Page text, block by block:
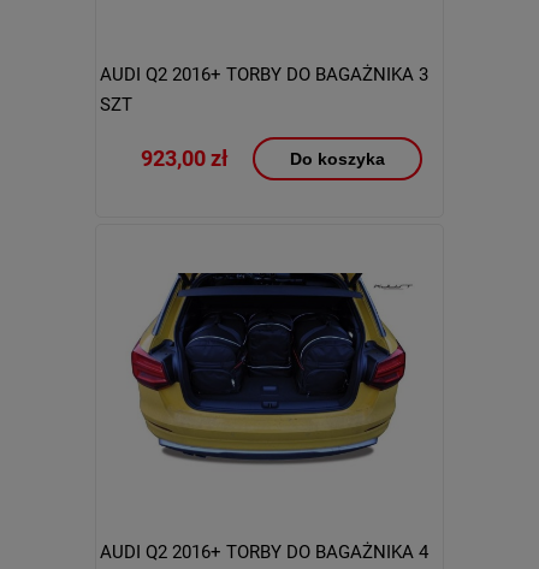
AUDI Q2 2016+ TORBY DO BAGAŻNIKA 3
SZT
923,00 zł Do koszyka
AUDI Q2 2016+ TORBY DO BAGAŻNIKA 4